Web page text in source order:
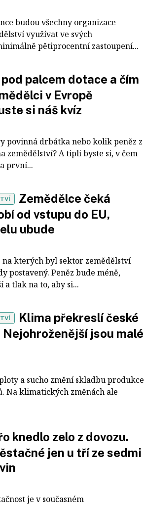
budou všechny organizace
využívat ve svých
pětiprocentní zastoupení...
palcem dotace a čím
v Evropě
si náš kvíz
povinná drbátka nebo kolik peněz z
zemědělství? A tipli byste si, v čem
první...
Zemědělce čeká
od vstupu do EU,
ubude
na kterých byl sektor zemědělství
postavený. Peněz bude méně,
tlak na to, aby si...
Klima překreslí české
jsou malé
a sucho změní skladbu produkce
Na klimatických změnách ale
knedlo zelo z dovozu.
jen u tří ze sedmi
je v současném